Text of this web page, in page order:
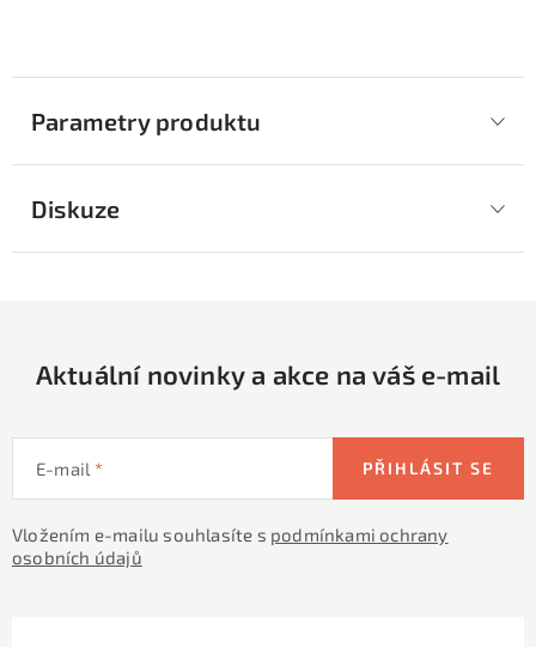
Parametry produktu
Diskuze
Aktuální novinky a akce na váš e-mail
E-mail
Vložením e-mailu souhlasíte s podmínkami ochrany
osobních údajů
PŘIHLÁSIT SE